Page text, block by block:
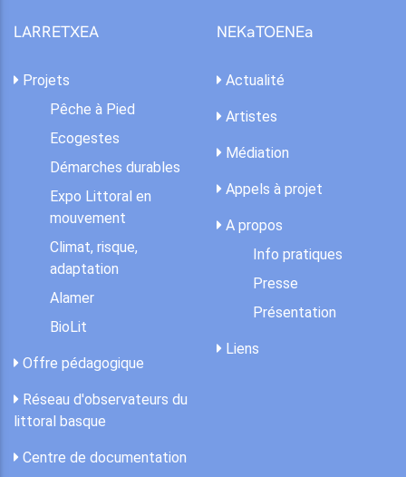
LARRETXEA
Projets
Pêche à Pied
Ecogestes
Démarches durables
Expo Littoral en
mouvement
Climat, risque,
adaptation
Alamer
BioLit
Offre pédagogique
Réseau d'observateurs du
littoral basque
Centre de documentation
NEKaTOENEa
Actualité
Artistes
Médiation
Appels à projet
A propos
Info pratiques
Presse
Présentation
Liens